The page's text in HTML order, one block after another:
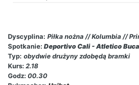
Dyscyplina: Piłka nożna // Kolumbia //
Spotkanie: Deportivo Cali - Atletico
Typ: obydwie drużyny zdobędą bramki
Kurs: 2.18
Godz: 00.30